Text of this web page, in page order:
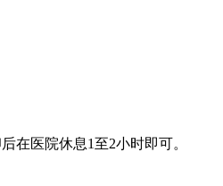
在医院休息1至2小时即可。